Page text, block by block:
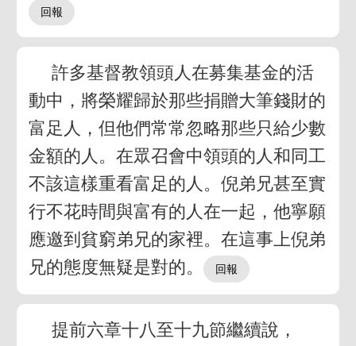
許多基督教領頭人在募集基金的活
動中，將榮耀歸於那些捐贈大筆錢財的
富足人，但他們常常忽略那些只給少數
金額的人。在眾召會中領頭的人和同工
不該這樣重看富足的人。倪弟兄甚至實
行不花時間與富有的人在一起，他寧願
應邀到貧窮弟兄的家裡。在這事上倪弟
兄的態度無疑是對的。
提前六章十八至十九節繼續說，